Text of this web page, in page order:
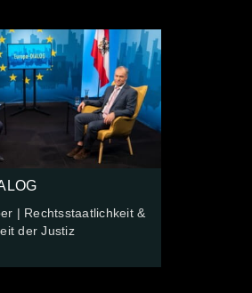
| Rechtsstaatlichkeit &
der Justiz